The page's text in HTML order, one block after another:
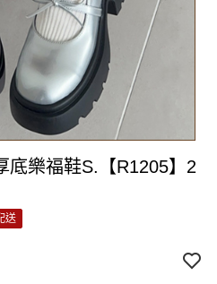
底樂福鞋S.【R1205】2
送